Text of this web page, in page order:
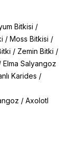
Bitkisi /
/ Moss Bitkisi /
/ Zemin Bitki /
Elma Salyangoz
Karides /
/ Axolotl